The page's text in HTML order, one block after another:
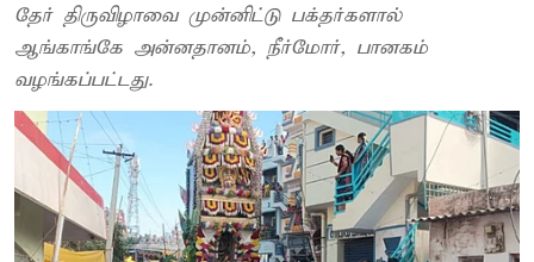
தேர் திருவிழாவை முன்னிட்டு பக்தர்களால்
ஆங்காங்கே அன்னதானம், நீர்மோர், பானகம்
வழங்கப்பட்டது.